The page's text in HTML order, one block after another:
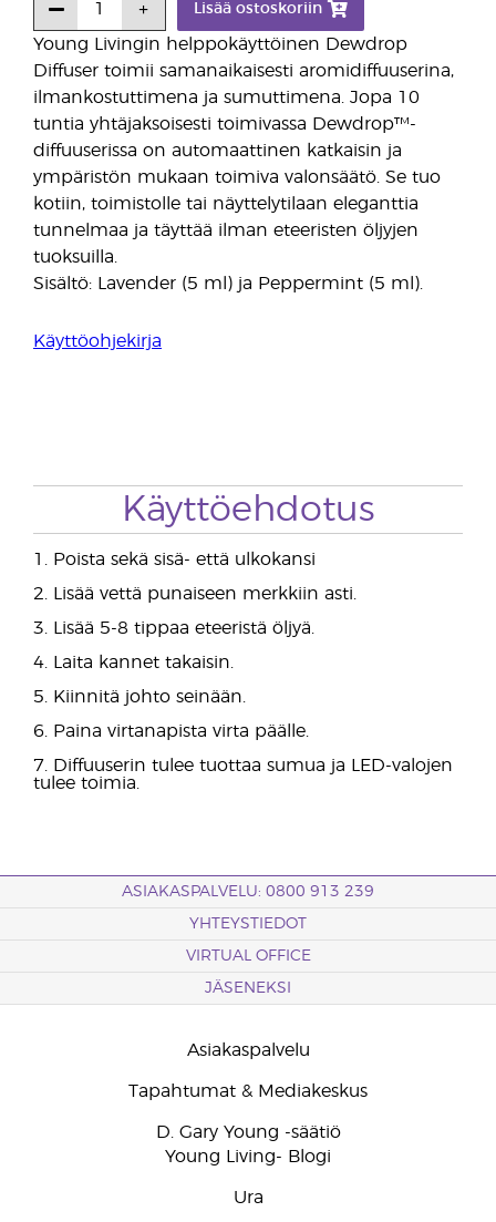
Young Livingin helppokäyttöinen Dewdrop
Diffuser toimii samanaikaisesti aromidiffuuserina,
ilmankostuttimena ja sumuttimena. Jopa 10
tuntia yhtäjaksoisesti toimivassa Dewdrop™-
diffuuserissa on automaattinen katkaisin ja
ympäristön mukaan toimiva valonsäätö. Se tuo
kotiin, toimistolle tai näyttelytilaan eleganttia
tunnelmaa ja täyttää ilman eteeristen öljyjen
tuoksuilla.
Sisältö: Lavender (5 ml) ja Peppermint (5 ml).
Käyttöohjekirja
Lisää ostoskoriin
Käyttöehdotus
1. Poista sekä sisä- että ulkokansi
2. Lisää vettä punaiseen merkkiin asti.
3. Lisää 5-8 tippaa eteeristä öljyä.
4. Laita kannet takaisin.
5. Kiinnitä johto seinään.
6. Paina virtanapista virta päälle.
7. Diffuuserin tulee tuottaa sumua ja LED-valojen
tulee toimia.
ASIAKASPALVELU: 0800 913 239
YHTEYSTIEDOT
VIRTUAL OFFICE
JÄSENEKSI
Asiakaspalvelu
Tapahtumat & Mediakeskus
D. Gary Young -säätiö
Young Living- Blogi
Ura